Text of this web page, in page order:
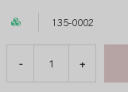
135-0002
- +